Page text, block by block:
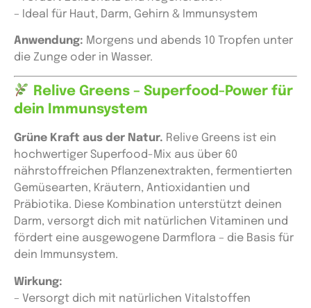
– Ideal für Haut, Darm, Gehirn & Immunsystem
Anwendung: Morgens und abends 10 Tropfen unter
die Zunge oder in Wasser.
Relive Greens – Superfood-Power für
dein Immunsystem
Grüne Kraft aus der Natur. Relive Greens ist ein
hochwertiger Superfood-Mix aus über 60
nährstoffreichen Pflanzenextrakten, fermentierten
Gemüsearten, Kräutern, Antioxidantien und
Präbiotika. Diese Kombination unterstützt deinen
Darm, versorgt dich mit natürlichen Vitaminen und
fördert eine ausgewogene Darmflora – die Basis für
dein Immunsystem.
Wirkung:
– Versorgt dich mit natürlichen Vitalstoffen